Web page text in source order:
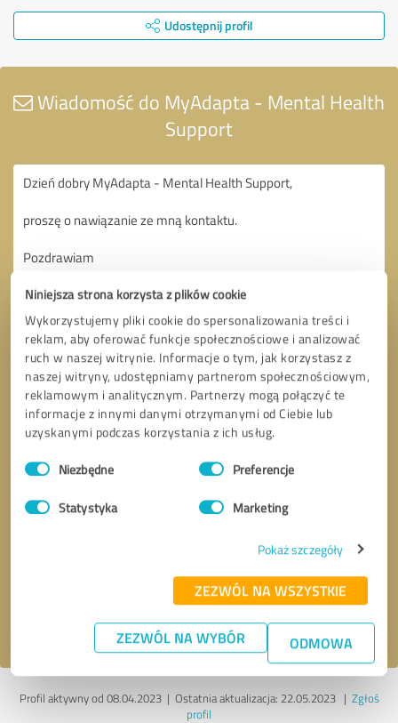
Niniejsza strona korzysta z plików cookie
Wykorzystujemy pliki cookie do spersonalizowania treści i
reklam, aby oferować funkcje społecznościowe i analizować
ruch w naszej witrynie. Informacje o tym, jak korzystasz z
naszej witryny, udostępniamy partnerom społecznościowym,
reklamowym i analitycznym. Partnerzy mogą połączyć te
informacje z innymi danymi otrzymanymi od Ciebie lub
uzyskanymi podczas korzystania z ich usług.
Wybór
zgody Niezbędne Preferencje
Statystyka Marketing
Pokaż szczegóły
ZEZWÓL NA WSZYSTKIE
ZEZWÓL NA WYBÓR ODMOWA
Udostępnij profil
Wiadomość do MyAdapta - Mental Health
Support
Wyślij wiadomość
Akceptuję politykę prywatności.
Profil aktywny od 08.04.2023 | Ostatnia aktualizacja: 22.05.2023| Zgłoś
profil